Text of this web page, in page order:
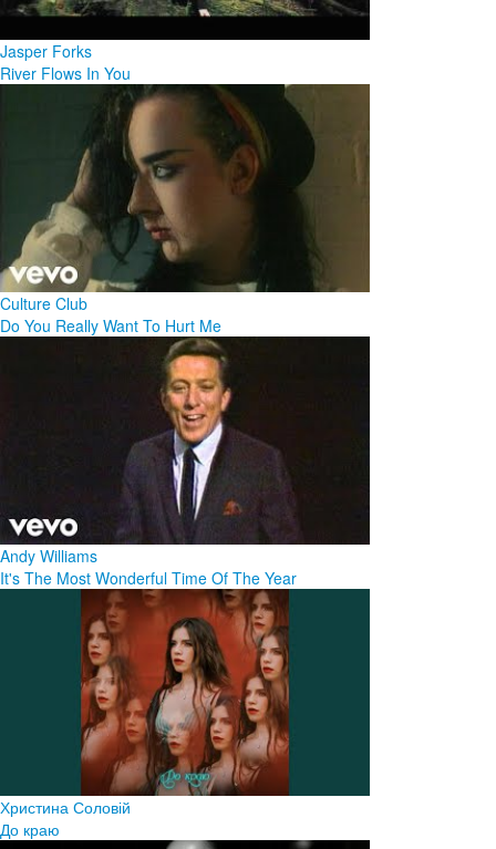
Jasper Forks
River Flows In You
Culture Club
Do You Really Want To Hurt Me
Andy Williams
It's The Most Wonderful Time Of The Year
Христина Соловій
До краю